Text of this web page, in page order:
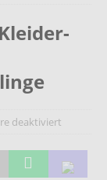
deaktiviert